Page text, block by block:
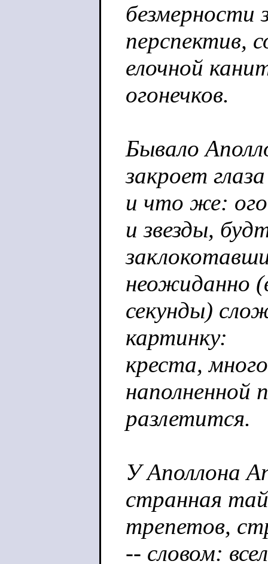
безмерности
перспектив,
елочной
огонечков.
Бывало
закроет
и что же:
и звезды,
неожиданно
секунды)
картинку:
креста,
наполненной
разлетится.
У Аполлона
странная
трепетов,
-- словом: